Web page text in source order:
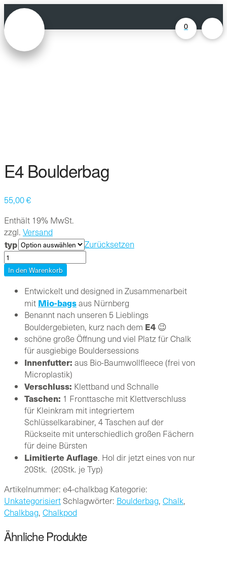
0
E4 Boulderbag
55,00€
Enthält 19% MwSt.
zzgl. Versand
typ
Zurücksetzen
E4
Boulderbag
Menge
In den Warenkorb
Entwickelt und designed in Zusammenarbeit
mit Mio-bagsaus Nürnberg
Benannt nach unseren 5 Lieblings
Bouldergebieten, kurz nach dem E4 😉
schöne große Öffnung und viel Platz für Chalk
für ausgiebige Bouldersessions
Innenfutter: aus Bio-Baumwollfleece (frei von
Microplastik)
Verschluss: Klettband und Schnalle
Taschen: 1 Fronttasche mit Klettverschluss
für Kleinkram mit integriertem
Schlüsselkarabiner, 4 Taschen auf der
Rückseite mit unterschiedlich großen Fächern
für deine Bürsten
Limitierte Auflage. Hol dir jetzt eines von nur
20Stk. (20Stk. je Typ)
Artikelnummer: e4-chalkbag Kategorie:
UnkategorisiertSchlagwörter: Boulderbag, Chalk,
Chalkbag, Chalkpod
Ähnliche Produkte